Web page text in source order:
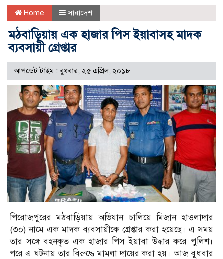
Home সারাদেশ
মঠবাড়িয়ায় এক হাজার পিস ইয়াবাসহ মাদক
ব্যবসায়ী গ্রেপ্তার
আপডেট টাইম : বুধবার, ২৫ এপ্রিল, ২০১৮
পিরোজপুরের মঠবাড়িয়ায় অভিযান চালিয়ে মিজান হাওলাদার
(৩০) নামে এক মাদক ব্যবসায়ীকে গ্রেপ্তার করা হয়েছে। এ সময়
তার সঙ্গে বহনকৃত এক হাজার পিস ইয়াবা উদ্ধার করে পুলিশ।
পরে এ ঘটনায় তার বিরুদ্ধে মামলা দায়ের করা হয়। আজ বুধবার